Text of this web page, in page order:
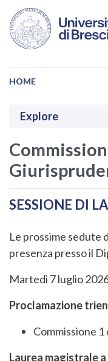
Salta al contenuto
HOME
Explore
SESSIONE DI
Le prossime sedute
presenza presso il
Martedì 7 luglio
Proclamazione
Commissione 1
Laurea magistrale